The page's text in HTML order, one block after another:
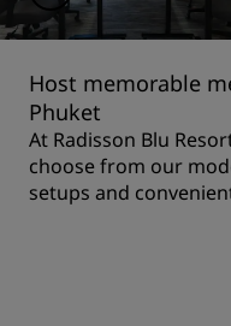
Host memorable
Phuket
At Radisson Blu
choose from our
setups and